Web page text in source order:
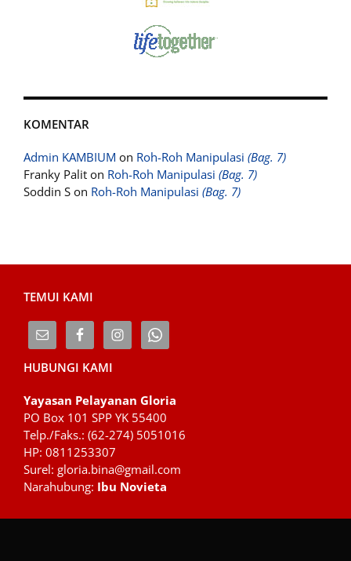
KOMENTAR
Admin KAMBIUM on Roh-Roh Manipulasi (Bag. 7)
Franky Palit on Roh-Roh Manipulasi (Bag. 7)
Soddin S on Roh-Roh Manipulasi (Bag. 7)
TEMUI KAMI
HUBUNGI KAMI
Yayasan Pelayanan Gloria
PO Box 101 SPP YK 55400
Telp./Faks.: (62-274) 5051016
HP: 0811253307
Surel: gloria.bina@gmail.com
Narahubung: Ibu Novieta